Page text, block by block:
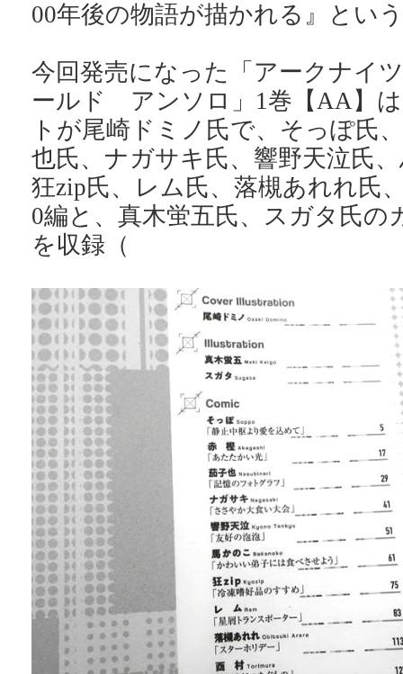
00年後の物語が描かれる』とい
今回発売になった「アークナイ
ールド アンソロ」1巻【AA】
トが尾崎ドミノ氏で、そっぽ氏
也氏、ナガサキ氏、響野天泣氏
狂zip氏、レム氏、落槻あれれ氏
0編と、真木蛍五氏、スガタ氏の
を収録（